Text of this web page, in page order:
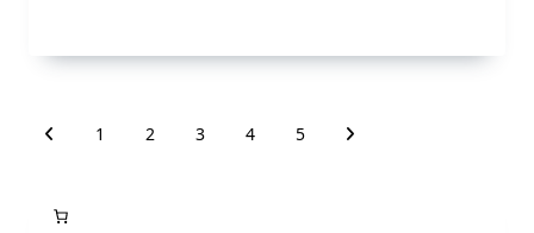
1 2 3 4 5